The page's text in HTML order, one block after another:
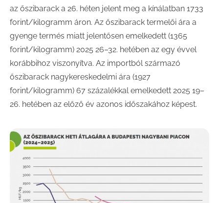
az őszibarack a 26. héten jelent meg a kínálatban 1733
forint/kilogramm áron. Az őszibarack termelői ára a
gyenge termés miatt jelentősen emelkedett (1365
forint/kilogramm) 2025 26–32. hetében az egy évvel
korábbihoz viszonyítva. Az importból származó
őszibarack nagykereskedelmi ára (1927
forint/kilogramm) 67 százalékkal emelkedett 2025 19–
26. hetében az előző év azonos időszakához képest.